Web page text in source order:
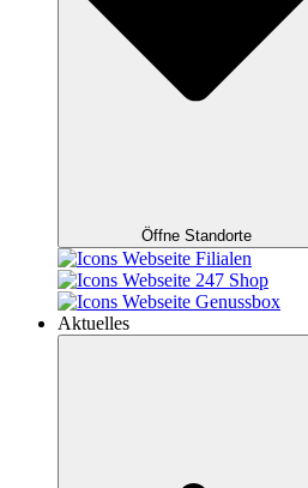
Öffne Standorte
Aktuelles